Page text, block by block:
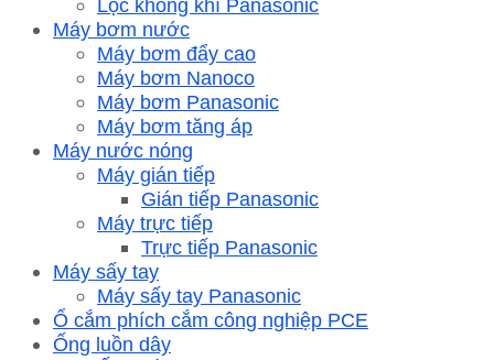
Máy bơm nước
Máy bơm đẩy cao
Máy bơm Nanoco
Máy bơm Panasonic
Máy bơm tăng áp
Máy nước nóng
Máy gián tiếp
Gián tiếp Panasonic
Máy trực tiếp
Trực tiếp Panasonic
Máy sấy tay
Máy sấy tay Panasonic
Ổ cắm phích cắm công nghiệp PCE
Ống luồn dây